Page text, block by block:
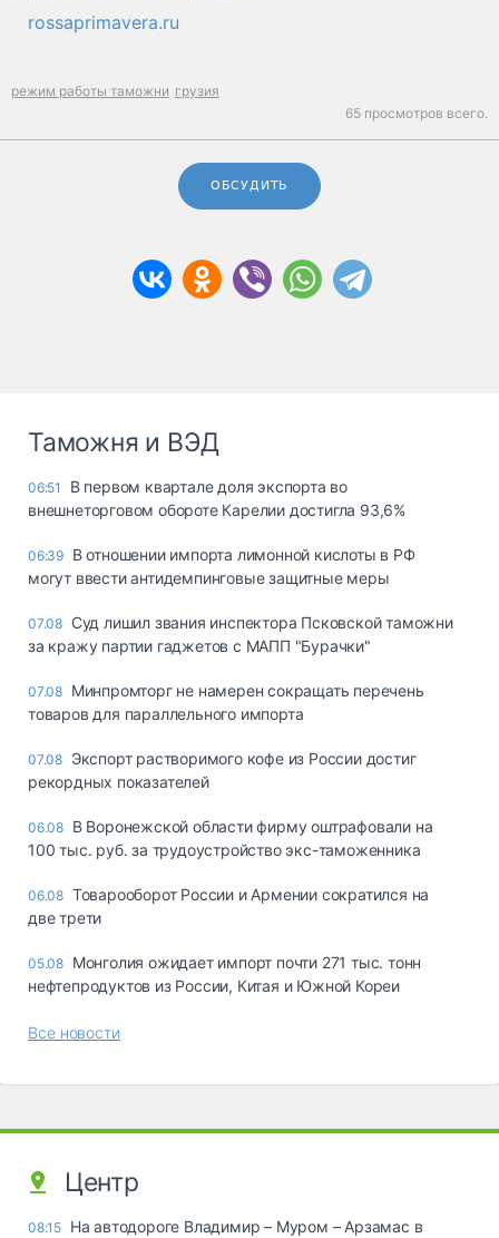
rossaprimavera.ru
режим работы таможни грузия
65 просмотров всего.
ОБСУДИТЬ
Таможня и ВЭД
06:51
В первом квартале доля экспорта во
внешнеторговом обороте Карелии достигла 93,6%
06:39 В отношении импорта лимонной кислоты в РФ
могут ввести антидемпинговые защитные меры
07.08 Суд лишил звания инспектора Псковской таможни
за кражу партии гаджетов с МАПП "Бурачки"
07.08 Минпромторг не намерен сокращать перечень
товаров для параллельного импорта
07.08 Экспорт растворимого кофе из России достиг
рекордных показателей
06.08 В Воронежской области фирму оштрафовали на
100 тыс. руб. за трудоустройство экс-таможенника
06.08 Товарооборот России и Армении сократился на
две трети
05.08 Монголия ожидает импорт почти 271 тыс. тонн
нефтепродуктов из России, Китая и Южной Кореи
Все новости
Центр
08:15 На автодороге Владимир – Муром – Арзамас в